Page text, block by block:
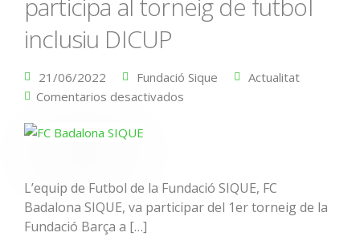
participa al torneig de futbol
inclusiu DICUP
21/06/2022 Fundació Sique
Actualitat
Comentarios desactivados
L’equip de Futbol de la Fundació SIQUE, FC
Badalona SIQUE, va participar del 1er torneig de la
Fundació Barça a […]